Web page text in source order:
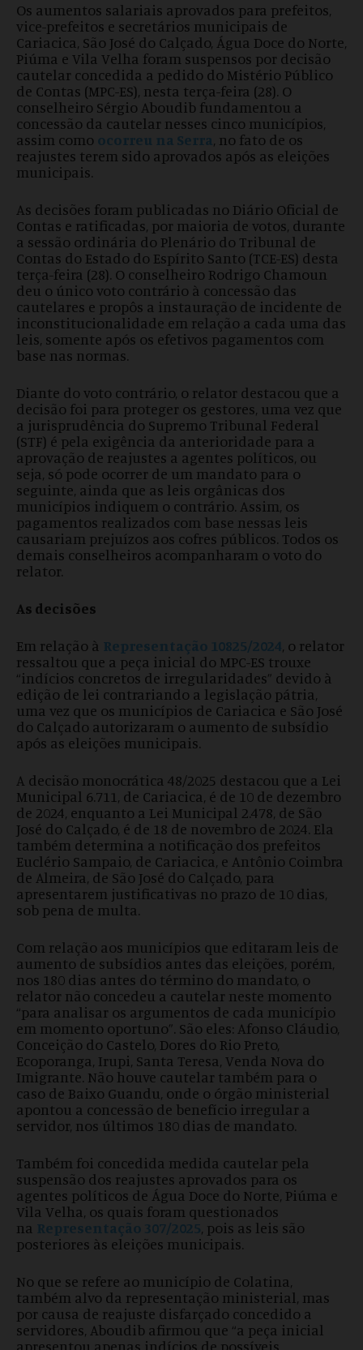
Os aumentos salariais aprovados para prefeitos,
vice-prefeitos e secretários municipais de
Cariacica, São José do Calçado, Água Doce do Norte,
Piúma e Vila Velha foram suspensos por decisão
cautelar concedida a pedido do Mistério Público
de Contas (MPC-ES), nesta terça-feira (28). O
conselheiro Sérgio Aboudib fundamentou a
concessão da cautelar nesses cinco municípios,
assim como ocorreu na Serra, no fato de os
reajustes terem sido aprovados após as eleições
municipais.
As decisões foram publicadas no Diário Oficial de
Contas e ratificadas, por maioria de votos, durante
a sessão ordinária do Plenário do Tribunal de
Contas do Estado do Espírito Santo (TCE-ES) desta
terça-feira (28). O conselheiro Rodrigo Chamoun
deu o único voto contrário à concessão das
cautelares e propôs a instauração de incidente de
inconstitucionalidade em relação a cada uma das
leis, somente após os efetivos pagamentos com
base nas normas.
Diante do voto contrário, o relator destacou que a
decisão foi para proteger os gestores, uma vez que
a jurisprudência do Supremo Tribunal Federal
(STF) é pela exigência da anterioridade para a
aprovação de reajustes a agentes políticos, ou
seja, só pode ocorrer de um mandato para o
seguinte, ainda que as leis orgânicas dos
municípios indiquem o contrário. Assim, os
pagamentos realizados com base nessas leis
causariam prejuízos aos cofres públicos. Todos os
demais conselheiros acompanharam o voto do
relator.
As decisões
Em relação à Representação 10825/2024, o relator
ressaltou que a peça inicial do MPC-ES trouxe
“indícios concretos de irregularidades” devido à
edição de lei contrariando a legislação pátria,
uma vez que os municípios de Cariacica e São José
do Calçado autorizaram o aumento de subsídio
após as eleições municipais.
A decisão monocrática 48/2025 destacou que a Lei
Municipal 6.711, de Cariacica, é de 10 de dezembro
de 2024, enquanto a Lei Municipal 2.478, de São
José do Calçado, é de 18 de novembro de 2024. Ela
também determina a notificação dos prefeitos
Euclério Sampaio, de Cariacica, e Antônio Coimbra
de Almeira, de São José do Calçado, para
apresentarem justificativas no prazo de 10 dias,
sob pena de multa.
Com relação aos municípios que editaram leis de
aumento de subsídios antes das eleições, porém,
nos 180 dias antes do término do mandato, o
relator não concedeu a cautelar neste momento
“para analisar os argumentos de cada município
em momento oportuno”. São eles: Afonso Cláudio,
Conceição do Castelo, Dores do Rio Preto,
Ecoporanga, Irupi, Santa Teresa, Venda Nova do
Imigrante. Não houve cautelar também para o
caso de Baixo Guandu, onde o órgão ministerial
apontou a concessão de benefício irregular a
servidor, nos últimos 180 dias de mandato.
Também foi concedida medida cautelar pela
suspensão dos reajustes aprovados para os
agentes políticos de Água Doce do Norte, Piúma e
Vila Velha, os quais foram questionados
na Representação 307/2025, pois as leis são
posteriores às eleições municipais.
No que se refere ao município de Colatina,
também alvo da representação ministerial, mas
por causa de reajuste disfarçado concedido a
servidores, Aboudib afirmou que “a peça inicial
apresentou apenas indícios de possíveis